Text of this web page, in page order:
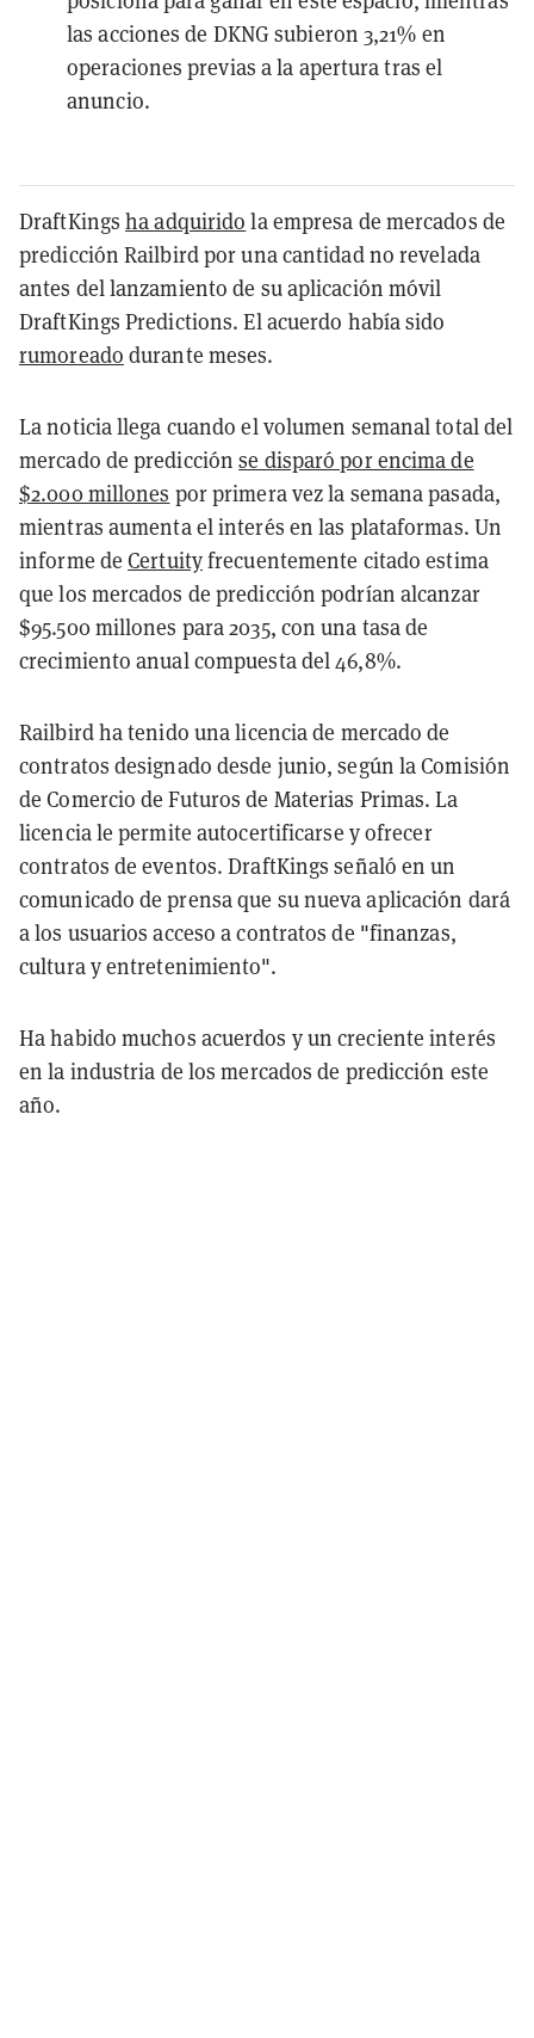
las acciones de DKNG subieron 3,21% en
operaciones previas a la apertura tras el
anuncio.
DraftKingsha adquirido la empresa de mercados de
predicción Railbird por una cantidad no revelada
antes del lanzamiento de su aplicación móvil
DraftKings Predictions. El acuerdo había sido
rumoreado durante meses.
La noticia llega cuando el volumen semanal total del
mercado de predicciónse disparó por encima de
$2.000 millones por primera vez la semana pasada,
mientras aumenta el interés en las plataformas. Un
informe deCertuityfrecuentemente citado estima
que los mercados de predicción podrían alcanzar
$95.500 millones para 2035, con una tasa de
crecimiento anual compuesta del 46,8%.
Railbird ha tenido una licencia de mercado de
contratos designado desde junio, según la Comisión
de Comercio de Futuros de Materias Primas. La
licencia le permite autocertificarse y ofrecer
contratos de eventos. DraftKings señaló en un
comunicado de prensa que su nueva aplicación dará
a los usuarios acceso a contratos de "finanzas,
cultura y entretenimiento".
Ha habido muchos acuerdos y un creciente interés
en la industria de los mercados de predicción este
año.